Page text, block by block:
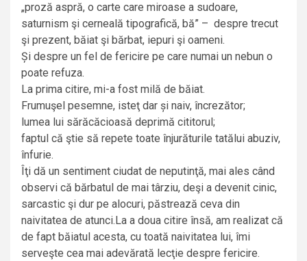
„proză aspră, o carte care miroase a sudoare,
saturnism şi cerneală tipografică, bă” – despre trecut
şi prezent, băiat şi bărbat, iepuri şi oameni.
Și despre un fel de fericire pe care numai un nebun o
poate refuza.
La prima citire, mi-a fost milă de băiat.
Frumuşel pesemne, isteţ dar și naiv, încrezător;
lumea lui sărăcăcioasă deprimă cititorul;
faptul că ştie să repete toate înjurăturile tatălui abuziv,
înfurie.
Îţi dă un sentiment ciudat de neputinţă, mai ales când
observi că bărbatul de mai târziu, deşi a devenit cinic,
sarcastic şi dur pe alocuri, păstrează ceva din
naivitatea de atunci.La a doua citire însă, am realizat că
de fapt băiatul acesta, cu toată naivitatea lui, îmi
serveşte cea mai adevărată lecţie despre fericire.